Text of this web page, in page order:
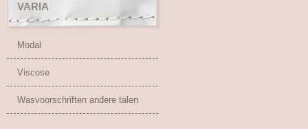
VARIA
Modal
Viscose
Wasvoorschriften andere talen